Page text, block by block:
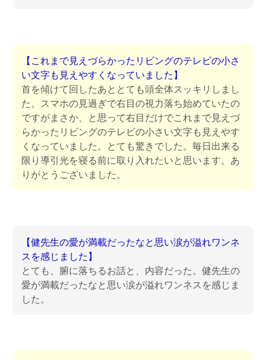
【これまで見えづらかったリビングのテレビの小さ
い文字も見えやすくなっていました】
首を傾けて回したあととても頭全体スッキリしまし
た。スマホの見過ぎで右目の視力落ち始めていたの
ですがまさか、と思って右目だけでこれまで見えづ
らかったリビングのテレビの小さい文字も見えやす
くなっていました。とても驚きでした。毎日出来る
限り導引光を寝る前に取り入れたいと思います。あ
りがとうございました。
【健先生の愛が満載だったなと思い涙が溢れワンネ
スを感じました】
とても、腑に落ちるお話と、内容だった。健先生の
愛が満載だったなと思い涙が溢れワンネスを感じま
した。